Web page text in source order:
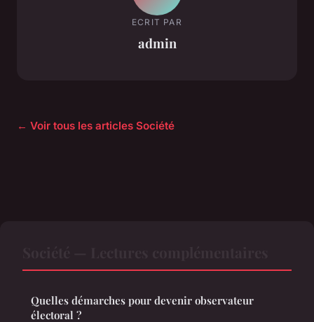
ECRIT PAR
admin
← Voir tous les articles Société
Quelles démarches pour devenir observateur
électoral ?